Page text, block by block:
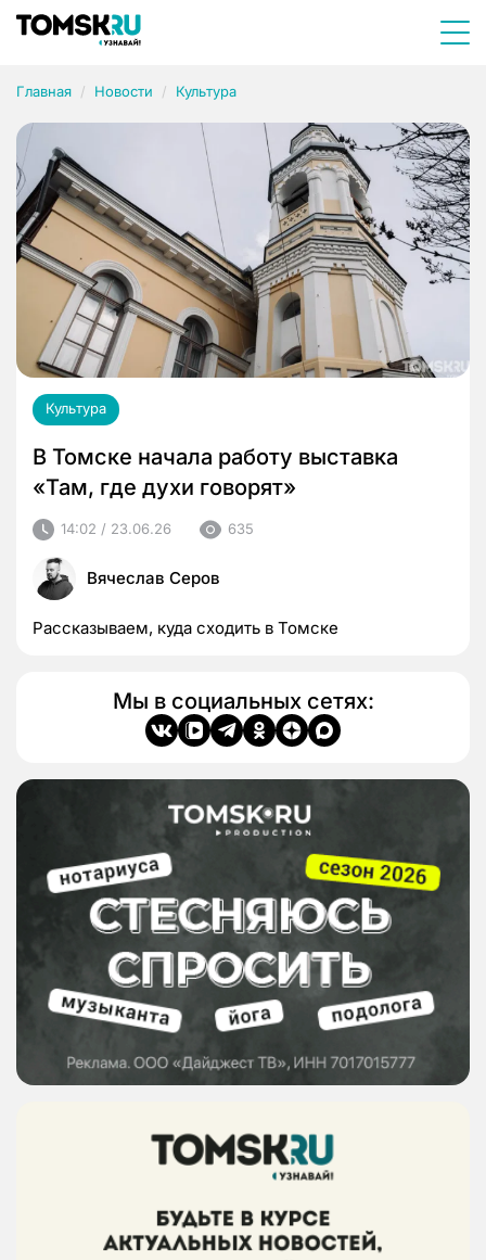
Главная Новости Культура
Культура
В Томске начала работу выставка
«Там, где духи говорят»
14:02 / 23.06.26 635
Вячеслав Серов
Рассказываем, куда сходить в Томске
Мы в социальных сетях: